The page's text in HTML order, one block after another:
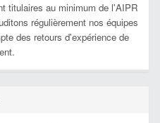
titulaires au minimum de l'AIPR
régulièrement nos équipes
des retours d'expérience de